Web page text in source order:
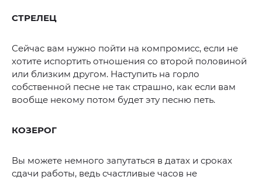
СТРЕЛЕЦ
Сейчас вам нужно пойти на компромисс, если не
хотите испортить отношения со второй половиной
или близким другом. Наступить на горло
собственной песне не так страшно, как если вам
вообще некому потом будет эту песню петь.
КОЗЕРОГ
Вы можете немного запутаться в датах и сроках
сдачи работы, ведь счастливые часов не